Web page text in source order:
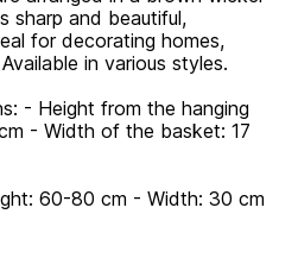
sharp and beautiful,
for decorating homes,
in various styles.
- Height from the hanging
- Width of the basket: 17
60-80 cm - Width: 30 cm